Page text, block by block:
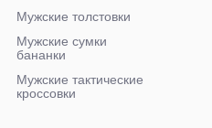
Мужские толстовки
Мужские сумки
бананки
Мужские тактические
кроссовки